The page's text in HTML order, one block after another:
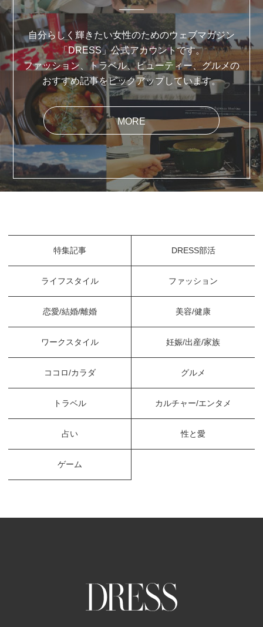
自分らしく輝きたい女性のためのウェブマガジン
「DRESS」公式アカウントです。
ファッション、トラベル、ビューティー、グルメの
おすすめ記事をピックアップしています。
MORE
特集記事 DRESS部活
ライフスタイル ファッション
恋愛/結婚/離婚 美容/健康
ワークスタイル 妊娠/出産/家族
ココロ/カラダ グルメ
トラベル カルチャー/エンタメ
占い 性と愛
ゲーム